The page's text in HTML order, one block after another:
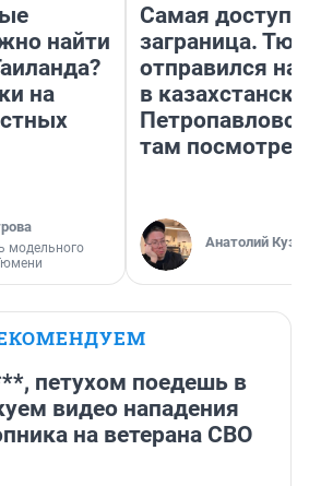
найти
на
модельного
Самая
заграница.
отправился
в
там
Анатолий
петухом поедешь в
видео нападения
на ветерана СВО